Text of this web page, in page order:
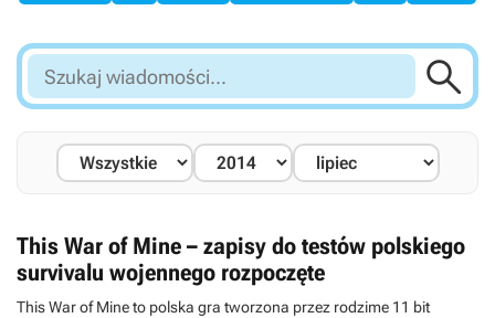
Szukaj
wiadomości...

This War of Mine – zapisy do testów polskiego
survivalu wojennego rozpoczęte
This War of Mine to polska gra tworzona przez rodzime 11 bit